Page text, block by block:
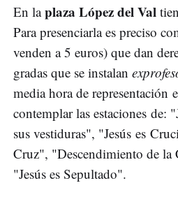
En laplaza López del Val
Para presenciarla es preciso
venden a 5 euros) que dan
gradas que se instalan
media hora de representación
contemplar las estaciones de:
sus vestiduras", "Jesús es
Cruz", "Descendimiento de
"Jesús es Sepultado".